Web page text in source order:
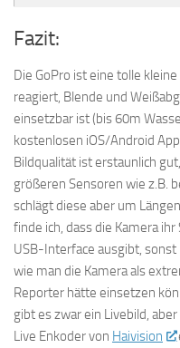
Fazit:
Die GoPro ist eine tolle
reagiert, Blende und
einsetzbar ist (bis 60m
kostenlosen iOS/Android
Bildqualität ist erstaunlich
größeren Sensoren wie z.B.
schlägt diese aber um
finde ich, dass die Kamera
USB-Interface ausgibt,
wie man die Kamera als
Reporter hätte einsetzen
gibt es zwar ein Livebild,
Live Enkoder von Haivision